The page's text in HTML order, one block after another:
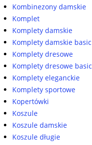
Kombinezony damskie
Komplet
Komplety damskie
Komplety damskie basic
Komplety dresowe
Komplety dresowe basic
Komplety eleganckie
Komplety sportowe
Kopertówki
Koszule
Koszule damskie
Koszule długie